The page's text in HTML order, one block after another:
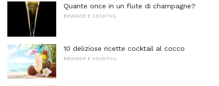
Quante once in un flute di champagne?
BEVANDE E COCKTAIL
10 deliziose ricette cocktail al cocco
BEVANDE E COCKTAIL